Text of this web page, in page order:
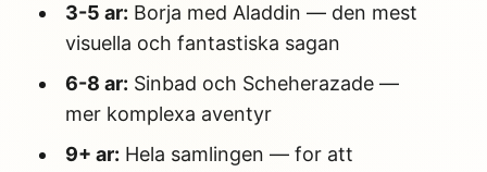
3-5 ar: Borja med Aladdin — den mest
visuella och fantastiska sagan
6-8 ar:Sinbad och Scheherazade —
mer komplexa aventyr
9+ ar: Hela samlingen — for att